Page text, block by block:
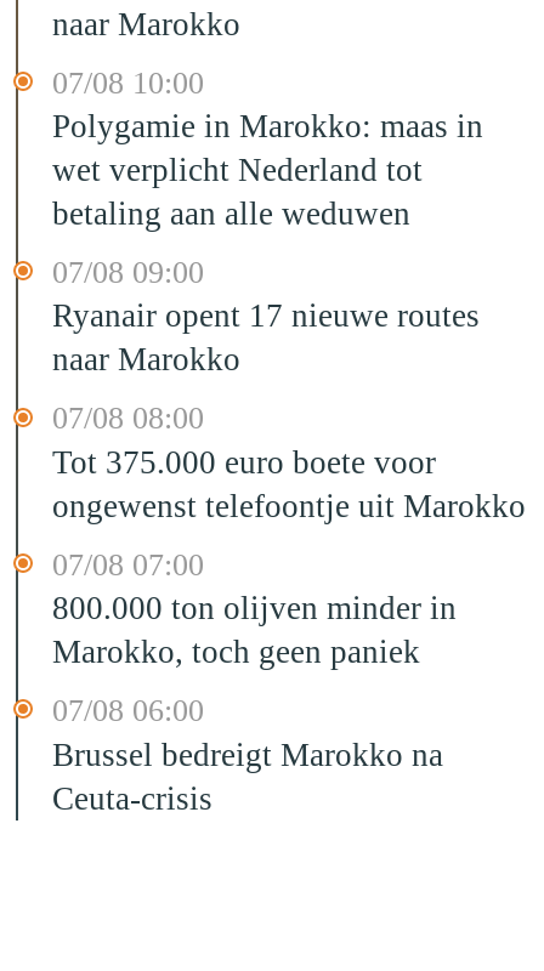
naar Marokko
07/08 10:00
Polygamie in Marokko: maas in
wet verplicht Nederland tot
betaling aan alle weduwen
07/08 09:00
Ryanair opent 17 nieuwe routes
naar Marokko
07/08 08:00
Tot 375.000 euro boete voor
ongewenst telefoontje uit Marokko
07/08 07:00
800.000 ton olijven minder in
Marokko, toch geen paniek
07/08 06:00
Brussel bedreigt Marokko na
Ceuta-crisis